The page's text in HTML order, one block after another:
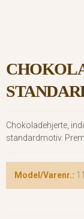
Chokoladehjerte,
standardmotiv.
Model/Varenr.: